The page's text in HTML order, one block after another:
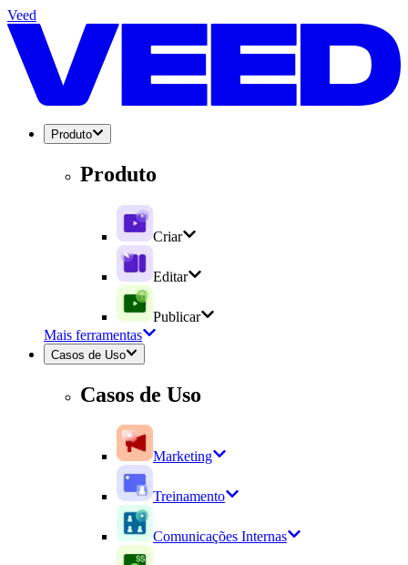
Veed
Produto
Produto
Criar
Editar
Publicar
Mais ferramentas
Casos de Uso
Casos de Uso
Marketing
Treinamento
Comunicações Internas